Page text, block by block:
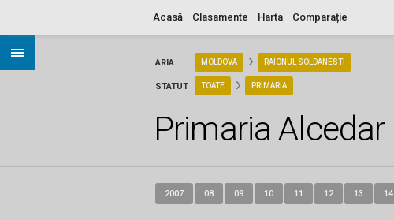
Acasă Clasamente Harta Comparație
ARIA
STATUT
MOLDOVA RAIONUL SOLDANESTI
TOATE PRIMARIA
Primaria Alcedar
2007 08 09 10 11 12 13 14